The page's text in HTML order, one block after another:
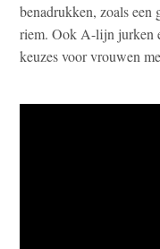
benadrukken, zoals een
riem. Ook A-lijn jurken
keuzes voor vrouwen